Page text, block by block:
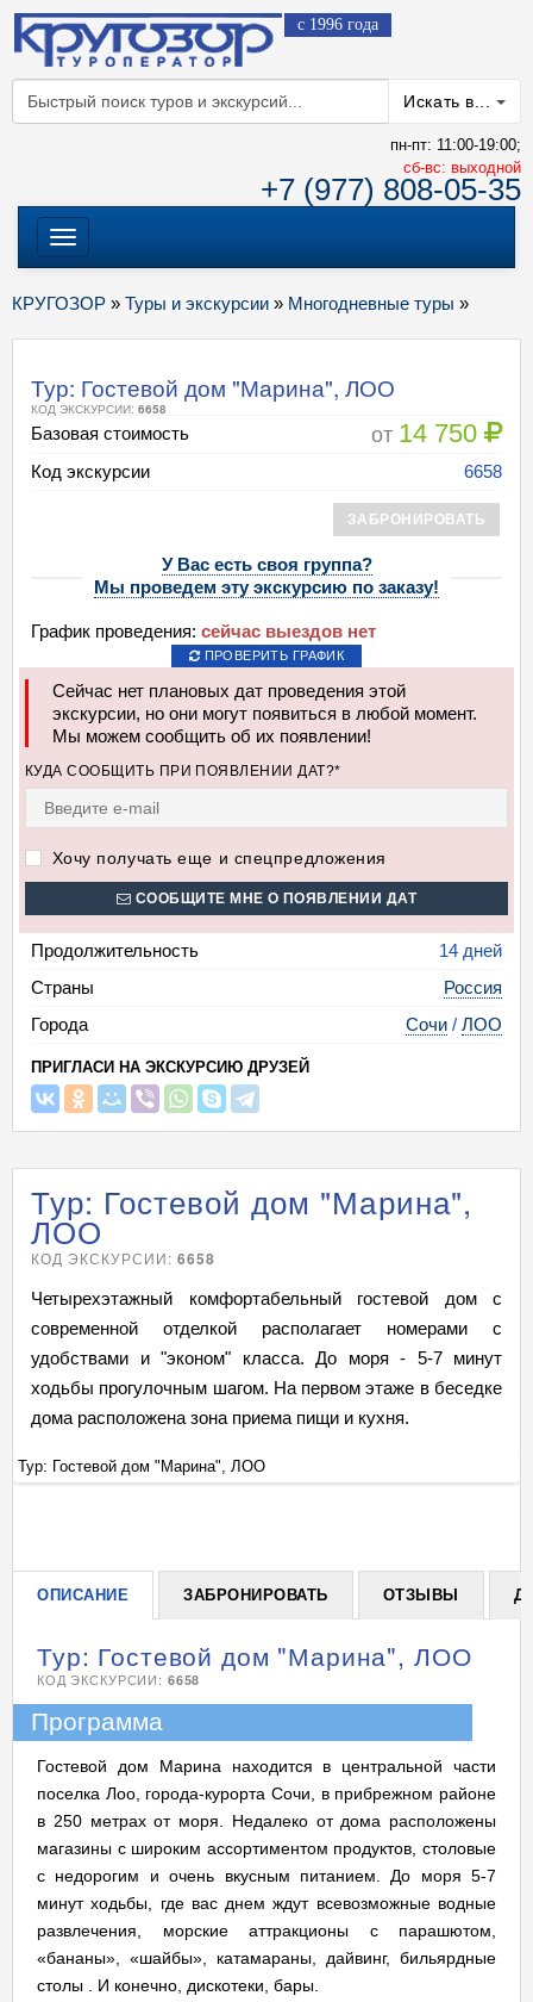
с 1996 года
Искать в...
пн-пт: 11:00-19:00;
cб-вс: выходной
+7 (977) 808-05-35
Меню
КРУГОЗОР » Туры и экскурсии » Многодневные туры »
Тур: Гостевой дом "Марина", ЛОО
КОД ЭКСКУРСИИ: 6658
Базовая стоимость от 14 750
Код экскурсии 6658
ЗАБРОНИРОВАТЬ
У Вас есть своя группа?
Мы проведем эту экскурсию по заказу!
График проведения: сейчас выездов нет
ПРОВЕРИТЬ ГРАФИК
Сейчас нет плановых дат проведения этой
экскурсии, но они могут появиться в любой момент.
Мы можем сообщить об их появлении!
КУДА СООБЩИТЬ ПРИ ПОЯВЛЕНИИ ДАТ?*
Хочу получать еще и спецпредложения
СООБЩИТЕ МНЕ О ПОЯВЛЕНИИ ДАТ
Продолжительность
14 дней
Страны
Россия
Города
Сочи / ЛОО
ПРИГЛАСИ НА ЭКСКУРСИЮ ДРУЗЕЙ
Тур: Гостевой дом "Марина",
ЛОО
КОД ЭКСКУРСИИ:6658
Четырехэтажный комфортабельный гостевой дом с
современной отделкой располагает номерами с
удобствами и "эконом" класса. До моря - 5-7 минут
ходьбы прогулочным шагом. На первом этаже в беседке
дома расположена зона приема пищи и кухня.
Тур: Гостевой дом "Марина", ЛОО
ОПИСАНИЕ ЗАБРОНИРОВАТЬ ОТЗЫВЫ
Тур: Гостевой дом "Марина", ЛОО
КОД ЭКСКУРСИИ: 6658
Программа
Гостевой дом Марина находится в центральной части
поселка Лоо, города-курорта Сочи, в прибрежном районе
в 250 метрах от моря. Недалеко от дома расположены
магазины с широким ассортиментом продуктов, столовые
с недорогим и очень вкусным питанием. До моря 5-7
минут ходьбы, где вас днем ждут всевозможные водные
развлечения, морские аттракционы с парашютом,
«бананы», «шайбы», катамараны, дайвинг, бильярдные
столы . И конечно, дискотеки, бары.